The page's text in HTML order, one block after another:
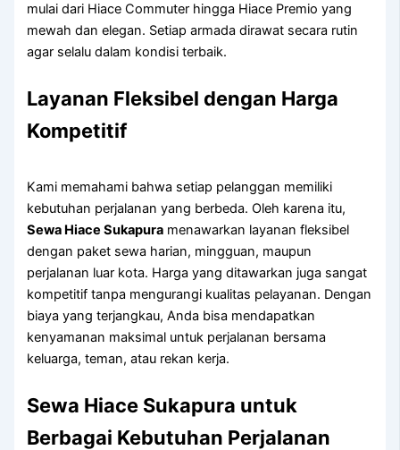
mulai dari Hiace Commuter hingga Hiace Premio yang
mewah dan elegan. Setiap armada dirawat secara rutin
agar selalu dalam kondisi terbaik.
Layanan Fleksibel dengan Harga
Kompetitif
Kami memahami bahwa setiap pelanggan memiliki
kebutuhan perjalanan yang berbeda. Oleh karena itu,
Sewa Hiace Sukapura menawarkan layanan fleksibel
dengan paket sewa harian, mingguan, maupun
perjalanan luar kota. Harga yang ditawarkan juga sangat
kompetitif tanpa mengurangi kualitas pelayanan. Dengan
biaya yang terjangkau, Anda bisa mendapatkan
kenyamanan maksimal untuk perjalanan bersama
keluarga, teman, atau rekan kerja.
Sewa Hiace Sukapura untuk
Berbagai Kebutuhan Perjalanan